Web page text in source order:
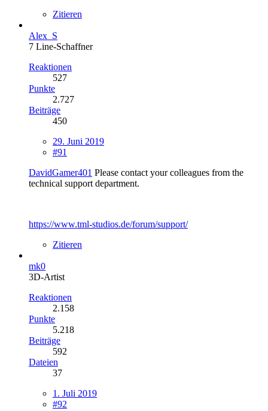
Zitieren
Alex_S
7 Line-Schaffner
Reaktionen
527
Punkte
2.727
Beiträge
450
29. Juni 2019
#91
DavidGamer401 Please contact your colleagues from the
technical support department.
https://www.tml-studios.de/forum/support/
Zitieren
mk0
3D-Artist
Reaktionen
2.158
Punkte
5.218
Beiträge
592
Dateien
37
1. Juli 2019
#92